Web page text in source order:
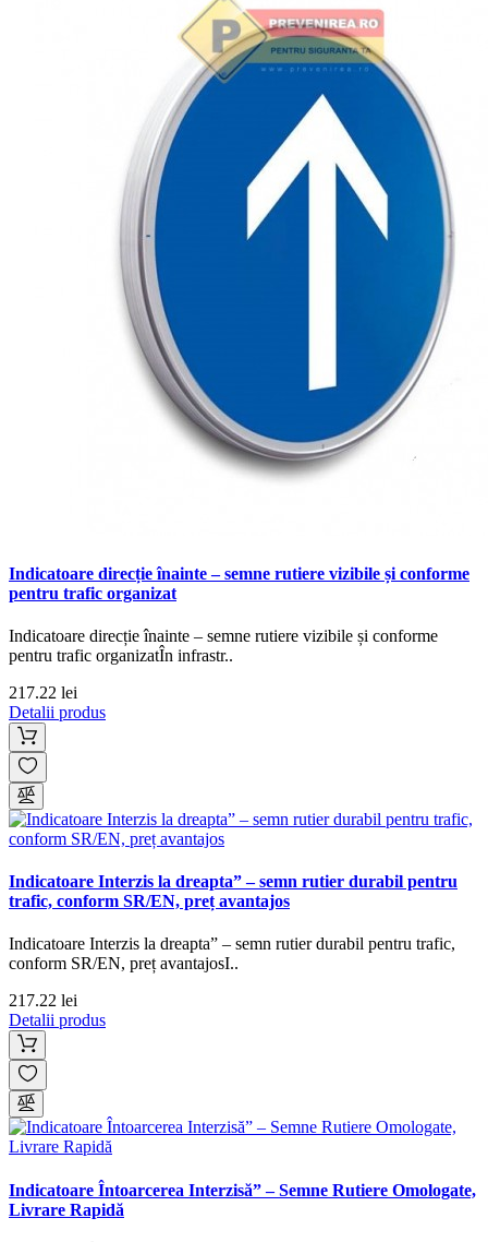
Indicatoare direcție înainte – semne rutiere vizibile și conforme
pentru trafic organizat
Indicatoare direcție înainte – semne rutiere vizibile și conforme
pentru trafic organizatÎn infrastr..
217.22 lei
Detalii produs
Indicatoare Interzis la dreapta” – semn rutier durabil pentru
trafic, conform SR/EN, preț avantajos
Indicatoare Interzis la dreapta” – semn rutier durabil pentru trafic,
conform SR/EN, preț avantajosI..
217.22 lei
Detalii produs
Indicatoare Întoarcerea Interzisă” – Semne Rutiere Omologate,
Livrare Rapidă